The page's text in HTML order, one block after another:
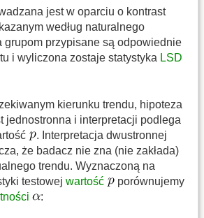
jest w oparciu o kontrast
według naturalnego
grupom przypisane są odpowiednie
i wyliczona zostaje statystyka LSD
kierunku trendu, hipoteza
jednostronna i interpretacji podlega
. Interpretacja dwustronnej
że badacz nie zna (nie zakłada)
trendu. Wyznaczoną na
testowej wartość
porównujemy
: